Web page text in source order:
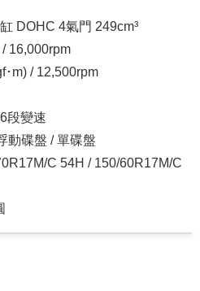
DOHC 4氣門 249cm³
/ 16,000rpm
･m) / 12,500rpm
段變速
動碟盤 / 單碟盤
C 54H / 150/60R17M/C